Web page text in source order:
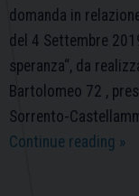
domanda in
del 4 Settembre
speranza“, da
Bartolomeo 72 ,
Sorrento-
Continue reading »